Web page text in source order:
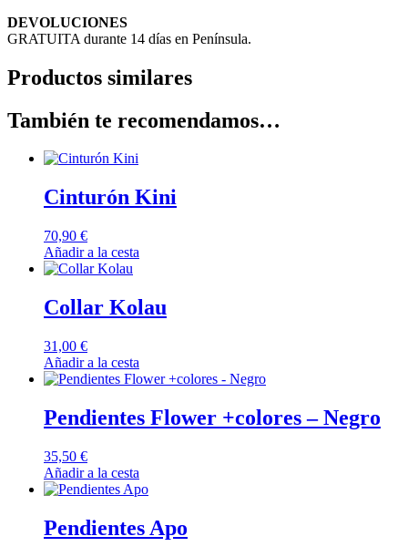
DEVOLUCIONES
GRATUITA durante 14 días en Península.
Productos similares
También te recomendamos…
Cinturón Kini
70,90 €
Añadir a la cesta
Collar Kolau
31,00 €
Añadir a la cesta
Pendientes Flower +colores – Negro
35,50 €
Añadir a la cesta
Pendientes Apo